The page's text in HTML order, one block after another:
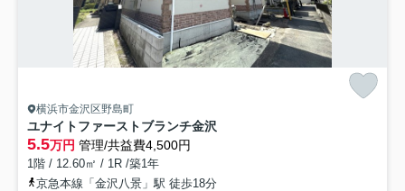
横浜市金沢区野島町
ユナイトファーストブランチ金沢
5.5万円 管理/共益費4,500円
1階 / 12.60㎡ / 1R /築1年
京急本線「金沢八景」駅 徒歩18分